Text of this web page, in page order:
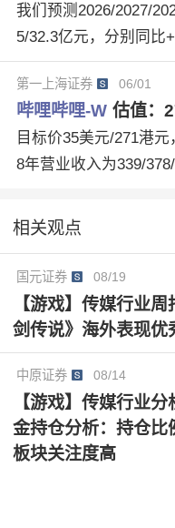
我们预测2026/2027/
5/32.3亿元，分别同比
028年经调整归母净利
别同比+19%/+29%/
对应PE分别为16/12/
第一上海证券 06/01
哔哩哔哩-W 估值：
目标价35美元/271港
8年营业收入为339/
亿元，净利润率分别为
进行测算2026年的目
价仍有103.2%/
相关观点
国元证券 08/19
【游戏】传媒行业
剑传说》海外表现优
中原证券 08/14
【游戏】传媒行业
金持仓分析：持仓比
板块关注度高